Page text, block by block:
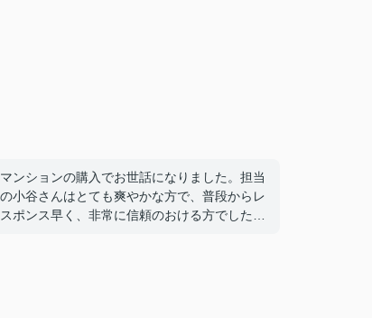
マンションの購入でお世話になりました。担当
の小谷さんはとても爽やかな方で、普段からレ
スポンス早く、非常に信頼のおける方でした。